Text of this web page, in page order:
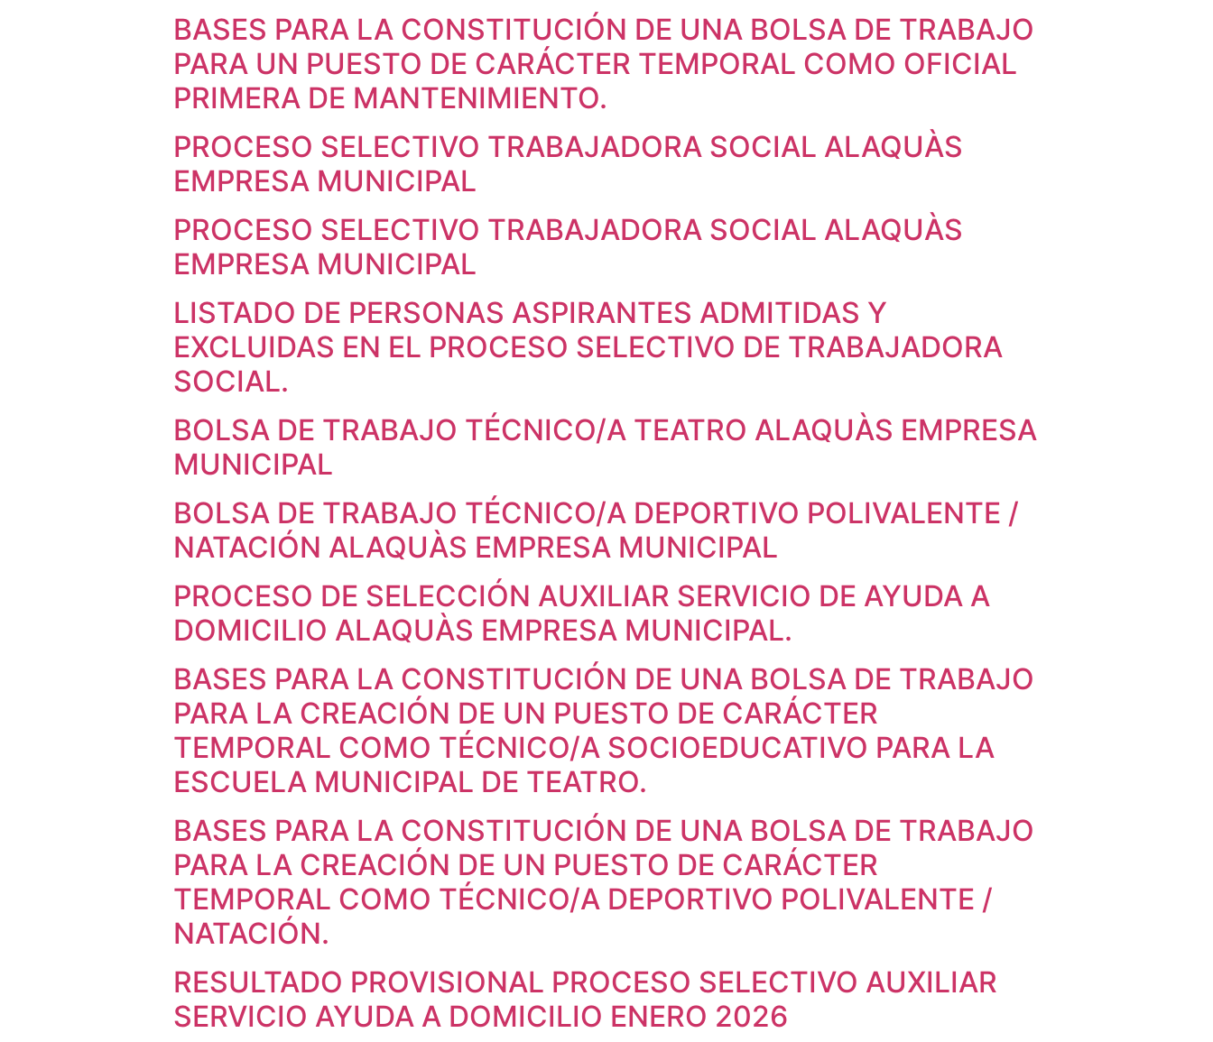
BASES PARA LA CONSTITUCIÓN DE UNA BOLSA DE TRABAJO
PARA UN PUESTO DE CARÁCTER TEMPORAL COMO OFICIAL
PRIMERA DE MANTENIMIENTO.
PROCESO SELECTIVO TRABAJADORA SOCIAL ALAQUÀS
EMPRESA MUNICIPAL
PROCESO SELECTIVO TRABAJADORA SOCIAL ALAQUÀS
EMPRESA MUNICIPAL
LISTADO DE PERSONAS ASPIRANTES ADMITIDAS Y
EXCLUIDAS EN EL PROCESO SELECTIVO DE TRABAJADORA
SOCIAL.
BOLSA DE TRABAJO TÉCNICO/A TEATRO ALAQUÀS EMPRESA
MUNICIPAL
BOLSA DE TRABAJO TÉCNICO/A DEPORTIVO POLIVALENTE /
NATACIÓN ALAQUÀS EMPRESA MUNICIPAL
PROCESO DE SELECCIÓN AUXILIAR SERVICIO DE AYUDA A
DOMICILIO ALAQUÀS EMPRESA MUNICIPAL.
BASES PARA LA CONSTITUCIÓN DE UNA BOLSA DE TRABAJO
PARA LA CREACIÓN DE UN PUESTO DE CARÁCTER
TEMPORAL COMO TÉCNICO/A SOCIOEDUCATIVO PARA LA
ESCUELA MUNICIPAL DE TEATRO.
BASES PARA LA CONSTITUCIÓN DE UNA BOLSA DE TRABAJO
PARA LA CREACIÓN DE UN PUESTO DE CARÁCTER
TEMPORAL COMO TÉCNICO/A DEPORTIVO POLIVALENTE /
NATACIÓN.
RESULTADO PROVISIONAL PROCESO SELECTIVO AUXILIAR
SERVICIO AYUDA A DOMICILIO ENERO 2026